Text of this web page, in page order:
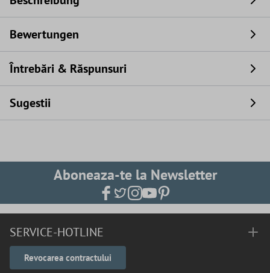
Bewertungen
Întrebări & Răspunsuri
Sugestii
Aboneaza-te la Newsletter
SERVICE-HOTLINE
Revocarea contractului